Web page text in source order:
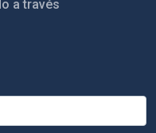
a través